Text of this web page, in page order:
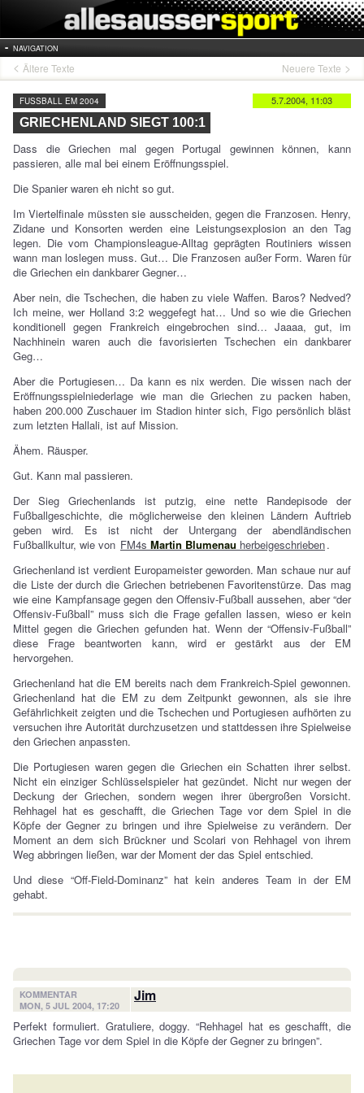
NAVIGATION
Ältere Texte Neuere Texte
5.7.2004, 11:03
FUSSBALL EM 2004
GRIECHENLAND SIEGT 100:1
Dass die Griechen mal gegen Portugal gewinnen können, kann
passieren, alle mal bei einem Eröffnungsspiel.
Die Spanier waren eh nicht so gut.
Im Viertelfinale müssten sie ausscheiden, gegen die Franzosen. Henry,
Zidane und Konsorten werden eine Leistungsexplosion an den Tag
legen. Die vom Championsleague-Alltag geprägten Routiniers wissen
wann man loslegen muss. Gut… Die Franzosen außer Form. Waren für
die Griechen ein dankbarer Gegner…
Aber nein, die Tschechen, die haben zu viele Waffen. Baros? Nedved?
Ich meine, wer Holland 3:2 weggefegt hat… Und so wie die Griechen
konditionell gegen Frankreich eingebrochen sind… Jaaaa, gut, im
Nachhinein waren auch die favorisierten Tschechen ein dankbarer
Geg…
Aber die Portugiesen… Da kann es nix werden. Die wissen nach der
Eröffnungsspielniederlage wie man die Griechen zu packen haben,
haben 200.000 Zuschauer im Stadion hinter sich, Figo persönlich bläst
zum letzten Hallali, ist auf Mission.
Ähem. Räusper.
Gut. Kann mal passieren.
Der Sieg Griechenlands ist putzig, eine nette Randepisode der
Fußballgeschichte, die möglicherweise den kleinen Ländern Auftrieb
geben wird. Es ist nicht der Untergang der abendländischen
Fußballkultur, wie von FM4s Martin Blumenau herbeigeschrieben.
Griechenland ist verdient Europameister geworden. Man schaue nur auf
die Liste der durch die Griechen betriebenen Favoritenstürze. Das mag
wie eine Kampfansage gegen den Offensiv-Fußball aussehen, aber “der
Offensiv-Fußball” muss sich die Frage gefallen lassen, wieso er kein
Mittel gegen die Griechen gefunden hat. Wenn der “Offensiv-Fußball”
diese Frage beantworten kann, wird er gestärkt aus der EM
hervorgehen.
Griechenland hat die EM bereits nach dem Frankreich-Spiel gewonnen.
Griechenland hat die EM zu dem Zeitpunkt gewonnen, als sie ihre
Gefährlichkeit zeigten und die Tschechen und Portugiesen aufhörten zu
versuchen ihre Autorität durchzusetzen und stattdessen ihre Spielweise
den Griechen anpassten.
Die Portugiesen waren gegen die Griechen ein Schatten ihrer selbst.
Nicht ein einziger Schlüsselspieler hat gezündet. Nicht nur wegen der
Deckung der Griechen, sondern wegen ihrer übergroßen Vorsicht.
Rehhagel hat es geschafft, die Griechen Tage vor dem Spiel in die
Köpfe der Gegner zu bringen und ihre Spielweise zu verändern. Der
Moment an dem sich Brückner und Scolari von Rehhagel von ihrem
Weg abbringen ließen, war der Moment der das Spiel entschied.
Und diese “Off-Field-Dominanz” hat kein anderes Team in der EM
gehabt.
KOMMENTAR
MON, 5 JUL 2004, 17:20
Jim
Perfekt formuliert. Gratuliere, doggy. “Rehhagel hat es geschafft, die
Griechen Tage vor dem Spiel in die Köpfe der Gegner zu bringen”.